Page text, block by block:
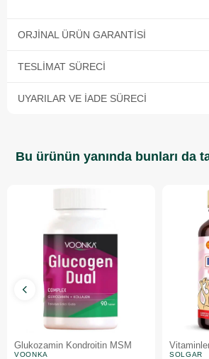
ORJINAL ÜRÜN GARANTISI
TESLIMAT SÜRECI
UYARILAR VE İADE SÜRECI
Bu ürünün yanında bunları da
Glukozamin Kondroitin MSM
VOONKA SOLGAR